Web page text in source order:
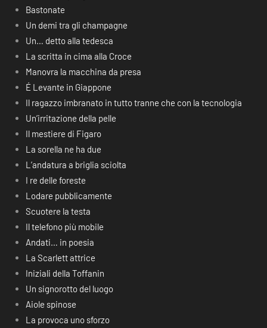
Bastonate
Un demi tra gli champagne
Un… detto alla tedesca
La scritta in cima alla Croce
Manovra la macchina da presa
É Levante in Giappone
Il ragazzo imbranato in tutto tranne che con la tecnologia
Un’irritazione della pelle
Il mestiere di Figaro
La sorella ne ha due
L’andatura a briglia sciolta
I re delle foreste
Lodare pubblicamente
Scuotere la testa
Il telefono più mobile
Andati… in poesia
La Scarlett attrice
Iniziali della Toffanin
Un signorotto del luogo
Aiole spinose
La provoca uno sforzo